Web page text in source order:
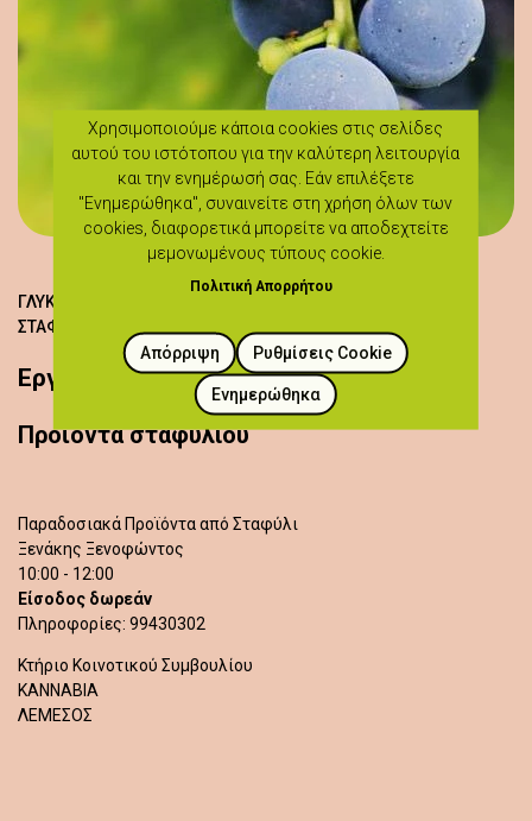
ΓΛΥΚΆ, ΜΈΛΙ, ΧΑΡΟΥΠΌΜΕΛΟ, ΈΨΗΜΑ ΚΑΙ ΠΡΟΪΌΝΤΑ
ΣΤΑΦΥΛΙΟΎ
Εργαστήριο αμπέλου
Προϊόντα σταφυλιού
Παραδοσιακά Προϊόντα από Σταφύλι
Ξενάκης Ξενοφώντος
10:00 - 12:00
Είσοδος δωρεάν
Πληροφορίες: 99430302
Κτήριο Κοινοτικού Συμβουλίου
ΚΑΝΝΑΒΙΑ
ΛΕΜΕΣΟΣ
Χρησιμοποιούμε κάποια cookies στις σελίδες
αυτού του ιστότοπου για την καλύτερη λειτουργία
και την ενημέρωσή σας. Εάν επιλέξετε
"Ενημερώθηκα", συναινείτε στη χρήση όλων των
cookies, διαφορετικά μπορείτε να αποδεχτείτε
μεμονωμένους τύπους cookie.
Πολιτική Απορρήτου
Ρυθμίσεις Cookie
Απόρριψη
Ενημερώθηκα